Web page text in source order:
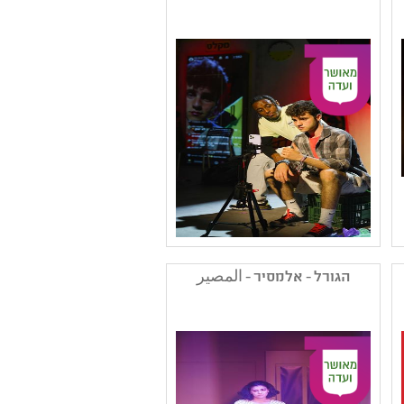
נושאים: סבלנות וסובלנות
,יחסים
קטגוריה: מחזאות ישראלית
,תיאטרון נוער
,חוויות אישיות ,דור המסכים
ותקשורת
הגורל - אלמסיר - المصير